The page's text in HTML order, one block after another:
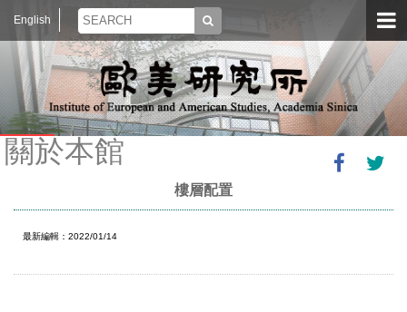
English
關於本館
樓層配置
最新編輯：2022/01/14